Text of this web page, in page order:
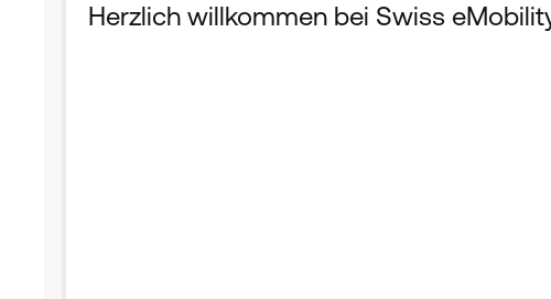
Herzlich willkommen bei Swiss